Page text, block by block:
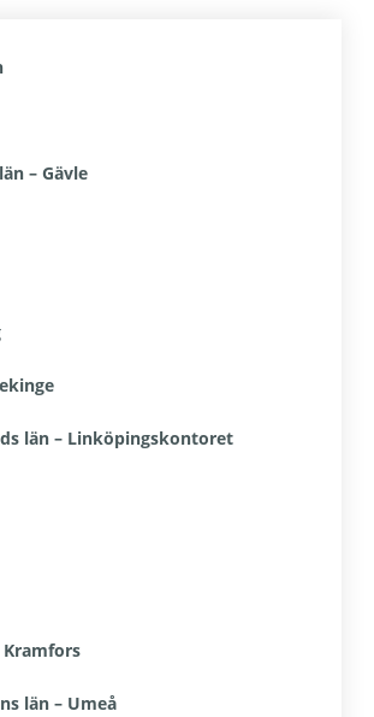
– Gävle
län – Linköpingskontoret
län – Umeå